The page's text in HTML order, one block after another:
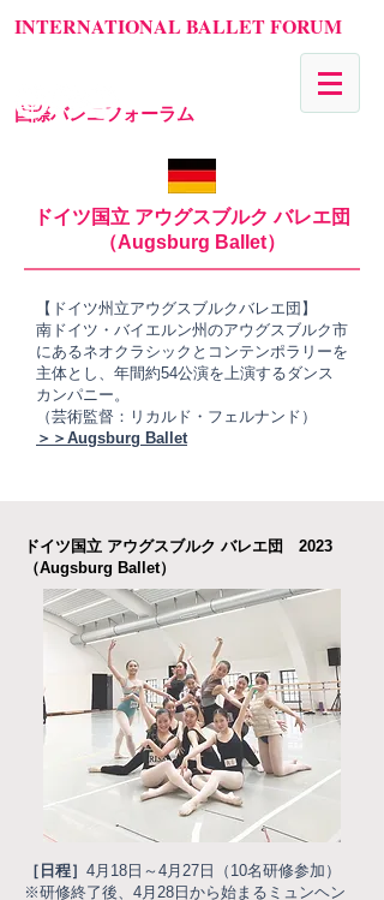
INTERNATIONAL BALLET FORUM
国際バレエフォーラム
ドイツ国立 アウグスブルク バレエ団
（Augsburg Ballet）
【ドイツ州立アウグスブルクバレエ団】
南ドイツ・バイエルン州のアウグスブルク市
にあるネオクラシックとコンテンポラリーを
主体とし、年間約54公演を上演するダンス
カンパニー。
（芸術監督：リカルド・フェルナンド）
＞＞Augsburg Ballet
ドイツ国立 アウグスブルク バレエ団 2023
（Augsburg Ballet）
［日程］ 4月18日～4月27日（10名研修参加）
※研修終了後、4月28日から始まるミュンヘン